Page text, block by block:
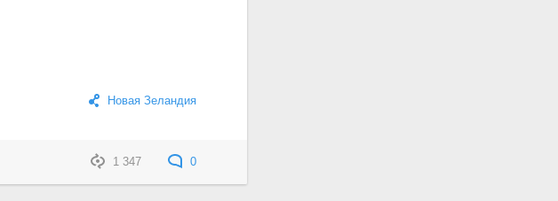
Новая Зеландия
1 347 0